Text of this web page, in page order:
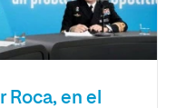
en el